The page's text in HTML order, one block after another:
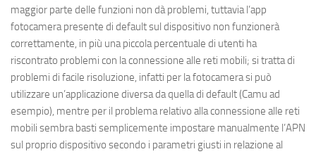
maggior parte delle funzioni non dà problemi, tuttavia l’app
fotocamera presente di default sul dispositivo non funzionerà
correttamente, in più una piccola percentuale di utenti ha
riscontrato problemi con la connessione alle reti mobili; si tratta di
problemi di facile risoluzione, infatti per la fotocamera si può
utilizzare un’applicazione diversa da quella di default (Camu ad
esempio), mentre per il problema relativo alla connessione alle reti
mobili sembra basti semplicemente impostare manualmente l’APN
sul proprio dispositivo secondo i parametri giusti in relazione al